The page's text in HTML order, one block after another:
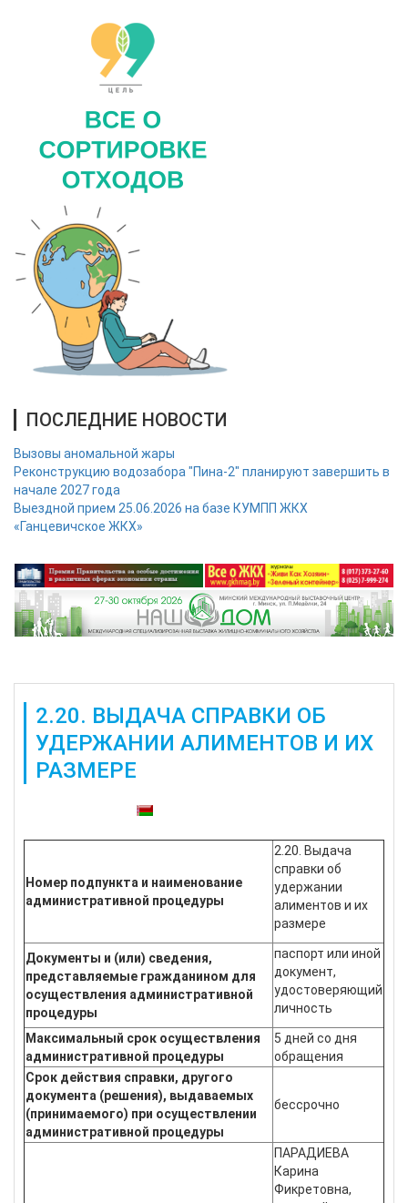
ПОСЛЕДНИЕ НОВОСТИ
Вызовы аномальной жары
Реконструкцию водозабора "Пина-2" планируют завершить в
начале 2027 года
Выездной прием 25.06.2026 на базе КУМПП ЖКХ
«Ганцевичское ЖКХ»
2.20. ВЫДАЧА СПРАВКИ ОБ
УДЕРЖАНИИ АЛИМЕНТОВ И ИХ
РАЗМЕРЕ
Также доступны:
Номер подпункта и наименование
административной процедуры
2.20. Выдача
справки об
удержании
алиментов и их
размере
Документы и (или) сведения,
представляемые гражданином для
осуществления административной
процедуры
паспорт или иной
документ,
удостоверяющий
личность
Максимальный срок осуществления
административной процедуры
5 дней со дня
обращения
Срок действия справки, другого
документа (решения), выдаваемых
(принимаемого) при осуществлении
административной процедуры
бессрочно
ПАРАДИЕВА
Карина
Фикретовна,